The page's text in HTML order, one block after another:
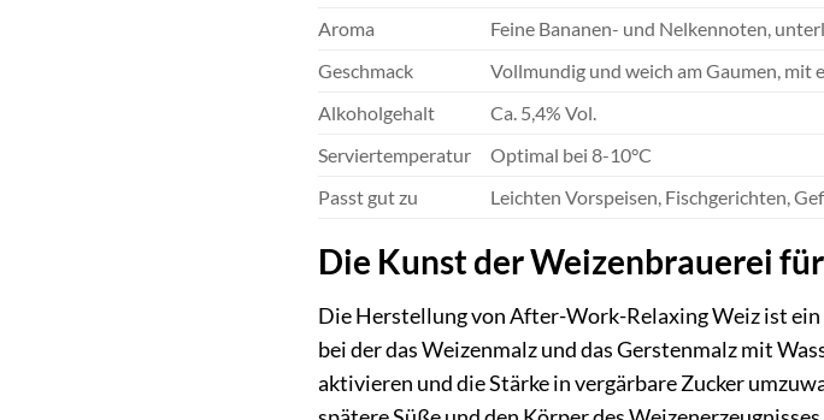
Aroma
Feine Bananen- und Nelkennoten,
Geschmack
Vollmundig und weich am Gaumen, mit
Alkoholgehalt
Ca. 5,4% Vol.
Serviertemperatur
Optimal bei 8-10°C
Passt gut zu
Leichten Vorspeisen, Fischgerichten,
Die Kunst der Weizenbrauerei
Die Herstellung von After-Work-Relaxing Weiz ist
bei der das Weizenmalz und das Gerstenmalz mit
aktivieren und die Stärke in vergärbare Zucker